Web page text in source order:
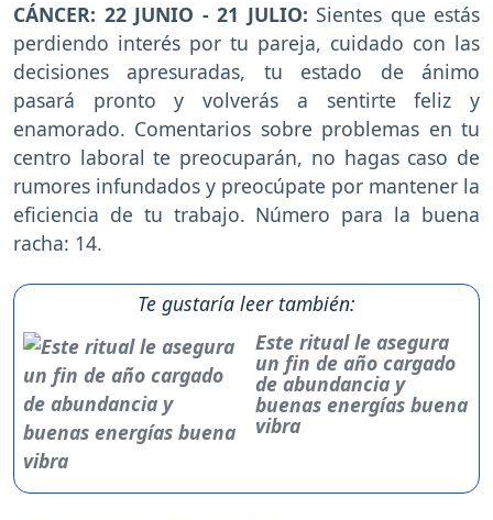
CÁNCER: 22 JUNIO - 21 JULIO: Sientes que estás
perdiendo interés por tu pareja, cuidado con las
decisiones apresuradas, tu estado de ánimo
pasará pronto y volverás a sentirte feliz y
enamorado. Comentarios sobre problemas en tu
centro laboral te preocuparán, no hagas caso de
rumores infundados y preocúpate por mantener la
eficiencia de tu trabajo. Número para la buena
racha: 14.
Te gustaría leer también:
Este ritual le asegura
un fin de año cargado
de abundancia y
buenas energías buena
vibra